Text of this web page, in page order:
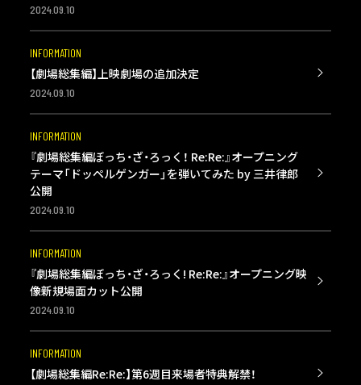
2024.09.10
INFORMATION
【劇場総集編】上映劇場の追加決定
2024.09.10
INFORMATION
『劇場総集編ぼっち・ざ・ろっく！ Re:Re:』オープニング
テーマ「ドッペルゲンガー」を弾いてみた by 三井律郎
公開
2024.09.10
INFORMATION
『劇場総集編ぼっち・ざ・ろっく! Re:Re:』オープニング映
像新規場面カット公開
2024.09.10
INFORMATION
【劇場総集編Re:Re:】第6週目来場者特典解禁！